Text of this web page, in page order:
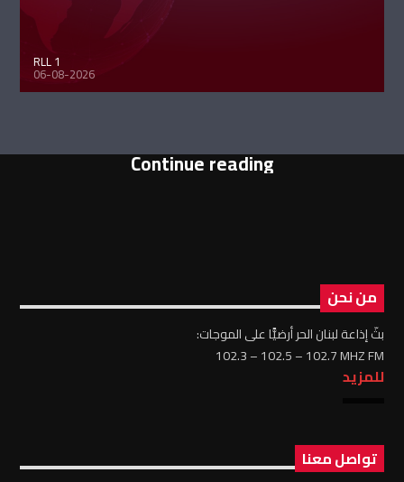
RLL 1
06-08-2026
Continue reading
من نحن
بثّ إذاعة لبنان الحر أرضيًّا على الموجات:
102.3 – 102.5 – 102.7 MHZ FM
للمزيد
تواصل معنا